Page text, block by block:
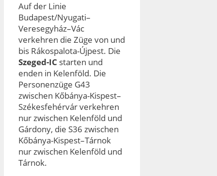
Auf der Linie
Budapest/Nyugati–
Veresegyház–Vác
verkehren die Züge von und
bis Rákospalota-Újpest. Die
Szeged-IC starten und
enden in Kelenföld. Die
Personenzüge G43
zwischen Kőbánya-Kispest–
Székesfehérvár verkehren
nur zwischen Kelenföld und
Gárdony, die S36 zwischen
Kőbánya-Kispest–Tárnok
nur zwischen Kelenföld und
Tárnok.